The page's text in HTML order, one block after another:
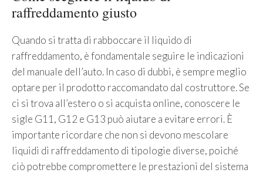
raffreddamento giusto
Quando si tratta di rabboccare il liquido di
raffreddamento, è fondamentale seguire le indicazioni
del manuale dell’auto. In caso di dubbi, è sempre meglio
optare per il prodotto raccomandato dal costruttore. Se
ci si trova all’estero o si acquista online, conoscere le
sigle G11, G12 e G13 può aiutare a evitare errori. È
importante ricordare che non si devono mescolare
liquidi di raffreddamento di tipologie diverse, poiché
ciò potrebbe compromettere le prestazioni del sistema